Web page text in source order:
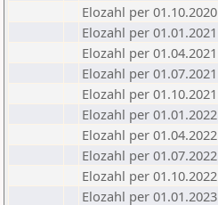
Elozahl per 01.10.2020
Elozahl per 01.01.2021
Elozahl per 01.04.2021
Elozahl per 01.07.2021
Elozahl per 01.10.2021
Elozahl per 01.01.2022
Elozahl per 01.04.2022
Elozahl per 01.07.2022
Elozahl per 01.10.2022
Elozahl per 01.01.2023